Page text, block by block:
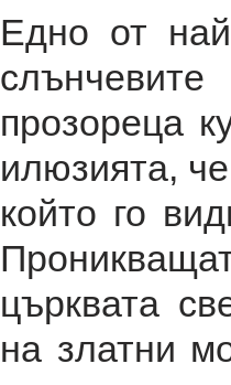
Едно от
прозореца
илюзията,
който го
църквата
на златни